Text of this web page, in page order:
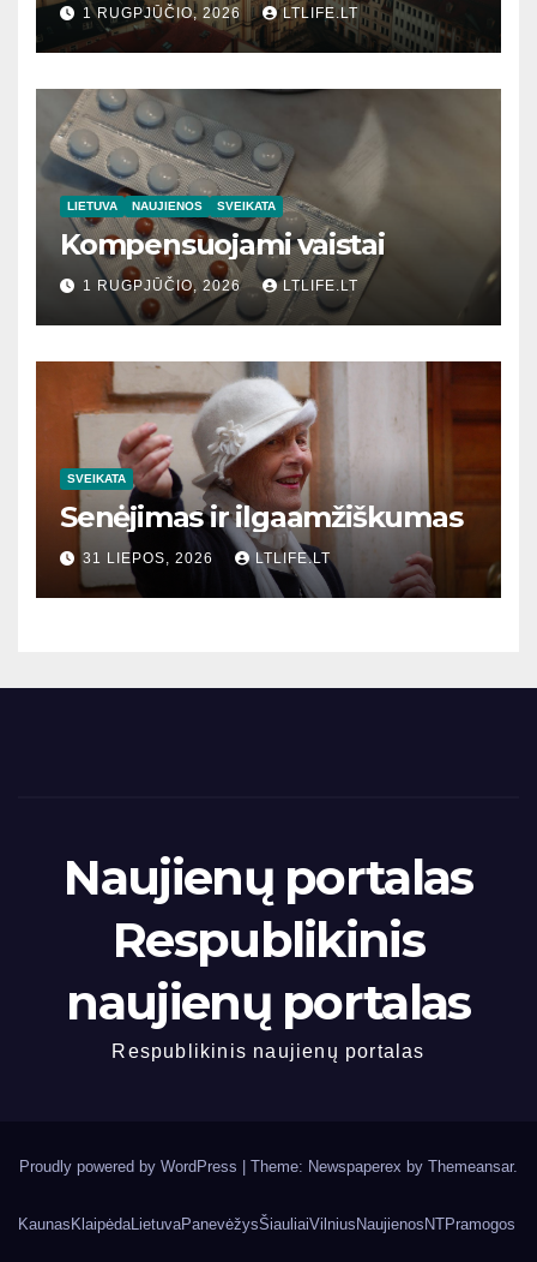
1 RUGPJŪČIO, 2026 LTLIFE.LT
LIETUVA NAUJIENOS SVEIKATA
Kompensuojami vaistai
1 RUGPJŪČIO, 2026 LTLIFE.LT
SVEIKATA
Senėjimas ir ilgaamžiškumas
31 LIEPOS, 2026 LTLIFE.LT
Naujienų portalas
Respublikinis
naujienų portalas
Respublikinis naujienų portalas
Proudly powered by WordPress Theme: Newspaperex by Themeansar.
Kaunas KlaipėdaLietuvaPanevėžysŠiauliaiVilnius Naujienos NTPramogos